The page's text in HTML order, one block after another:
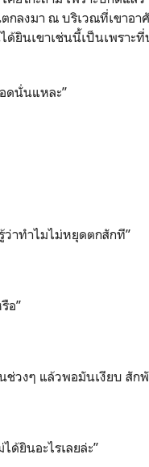
ลงมา ณ บริเวณที่เขาอา
ด้ยินเขาเช่นนี้เป็นเพราะ
ดนั่นแหละ”
ว่าทำไมไม่หยุดตกสักที”
อ”
นช่วงๆ แล้วพอมันเงียบ สัก
ด้ยินอะไรเลยล่ะ”